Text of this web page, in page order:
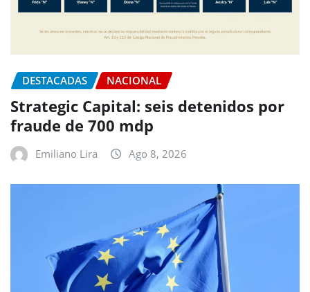
DESTACADAS NACIONAL
Strategic Capital: seis detenidos por
fraude de 700 mdp
Emiliano Lira Ago 8, 2026